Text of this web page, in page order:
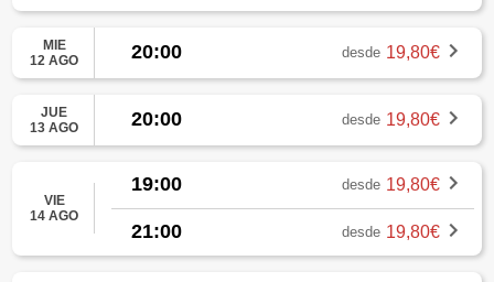
MIE
12 AGO
20:00 desde 19,80€
JUE
13 AGO
20:00 desde 19,80€
VIE
14 AGO
19:00 desde 19,80€
21:00 desde 19,80€